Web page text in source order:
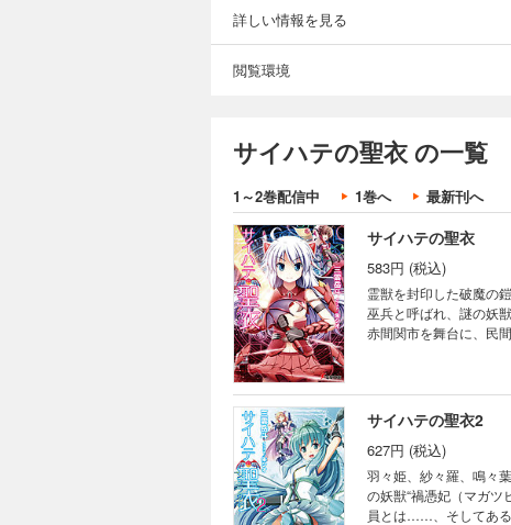
詳しい情報を見る
閲覧環境
サイハテの聖衣 の一覧
1～2巻配信中 1巻へ 最新刊へ
サイハテの聖衣
583円 (税込)
霊獣を封印した破魔の
巫兵と呼ばれ、謎の妖
赤間関市を舞台に、民
サイハテの聖衣2
627円 (税込)
羽々姫、紗々羅、鳴々
の妖獣“禍憑妃（マガ
員とは……、そしてあ